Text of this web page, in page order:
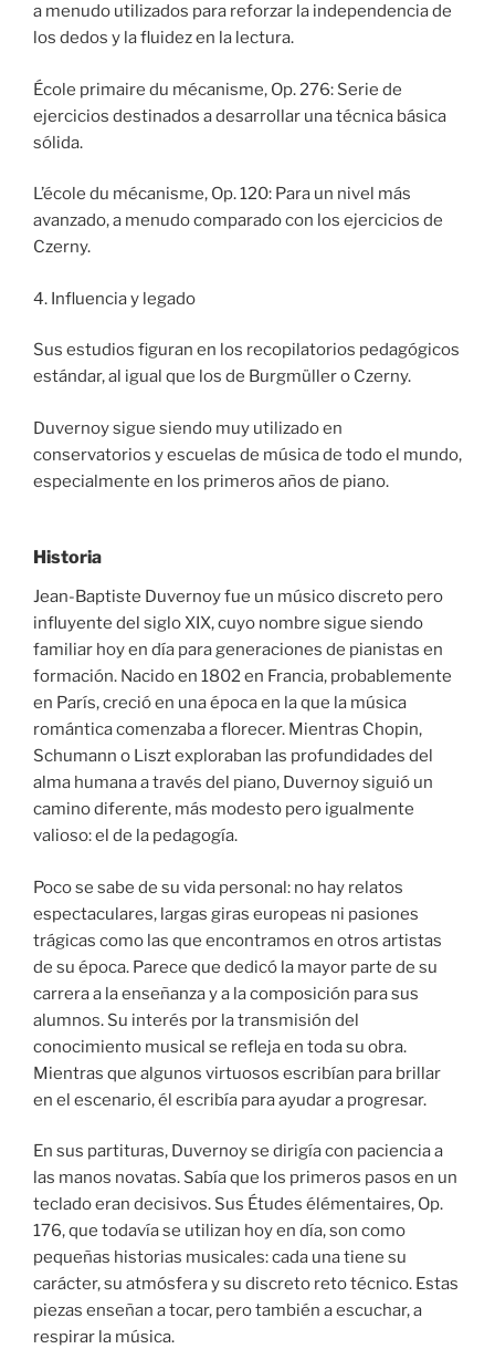
a menudo utilizados para reforzar la independencia de
los dedos y la fluidez en la lectura.
École primaire du mécanisme, Op. 276: Serie de
ejercicios destinados a desarrollar una técnica básica
sólida.
L’école du mécanisme, Op. 120: Para un nivel más
avanzado, a menudo comparado con los ejercicios de
Czerny.
4. Influencia y legado
Sus estudios figuran en los recopilatorios pedagógicos
estándar, al igual que los de Burgmüller o Czerny.
Duvernoy sigue siendo muy utilizado en
conservatorios y escuelas de música de todo el mundo,
especialmente en los primeros años de piano.
Historia
Jean-Baptiste Duvernoy fue un músico discreto pero
influyente del siglo XIX, cuyo nombre sigue siendo
familiar hoy en día para generaciones de pianistas en
formación. Nacido en 1802 en Francia, probablemente
en París, creció en una época en la que la música
romántica comenzaba a florecer. Mientras Chopin,
Schumann o Liszt exploraban las profundidades del
alma humana a través del piano, Duvernoy siguió un
camino diferente, más modesto pero igualmente
valioso: el de la pedagogía.
Poco se sabe de su vida personal: no hay relatos
espectaculares, largas giras europeas ni pasiones
trágicas como las que encontramos en otros artistas
de su época. Parece que dedicó la mayor parte de su
carrera a la enseñanza y a la composición para sus
alumnos. Su interés por la transmisión del
conocimiento musical se refleja en toda su obra.
Mientras que algunos virtuosos escribían para brillar
en el escenario, él escribía para ayudar a progresar.
En sus partituras, Duvernoy se dirigía con paciencia a
las manos novatas. Sabía que los primeros pasos en un
teclado eran decisivos. Sus Études élémentaires, Op.
176, que todavía se utilizan hoy en día, son como
pequeñas historias musicales: cada una tiene su
carácter, su atmósfera y su discreto reto técnico. Estas
piezas enseñan a tocar, pero también a escuchar, a
respirar la música.